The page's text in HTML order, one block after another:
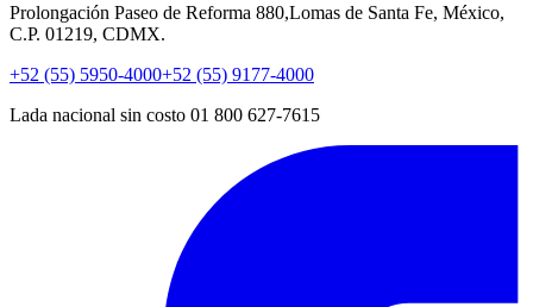
Prolongación Paseo de Reforma 880,Lomas de Santa Fe, México,
C.P. 01219, CDMX.
+52 (55) 5950-4000+52 (55) 9177-4000
Lada nacional sin costo 01 800 627-7615